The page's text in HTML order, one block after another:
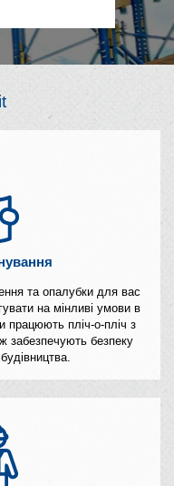
та опалубки для вас
на мінливі умови в
працюють пліч-о-пліч з
забезпечують безпеку